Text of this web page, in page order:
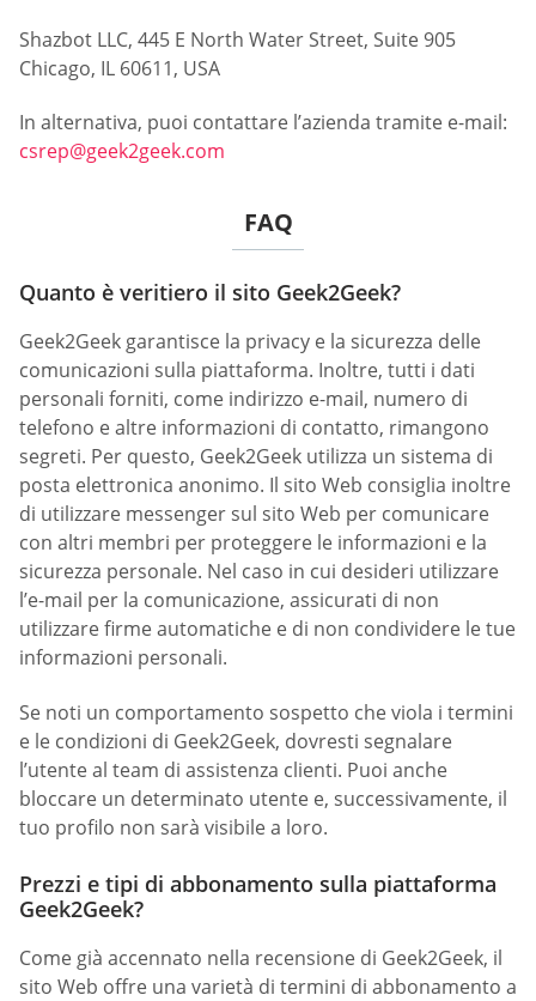
Shazbot LLC, 445 E North Water Street, Suite 905
Chicago, IL 60611, USA
In alternativa, puoi contattare l’azienda tramite e-mail:
csrep@geek2geek.com
FAQ
Quanto è veritiero il sito Geek2Geek?
Geek2Geek garantisce la privacy e la sicurezza delle
comunicazioni sulla piattaforma. Inoltre, tutti i dati
personali forniti, come indirizzo e-mail, numero di
telefono e altre informazioni di contatto, rimangono
segreti. Per questo, Geek2Geek utilizza un sistema di
posta elettronica anonimo. Il sito Web consiglia inoltre
di utilizzare messenger sul sito Web per comunicare
con altri membri per proteggere le informazioni e la
sicurezza personale. Nel caso in cui desideri utilizzare
l’e-mail per la comunicazione, assicurati di non
utilizzare firme automatiche e di non condividere le tue
informazioni personali.
Se noti un comportamento sospetto che viola i termini
e le condizioni di Geek2Geek, dovresti segnalare
l’utente al team di assistenza clienti. Puoi anche
bloccare un determinato utente e, successivamente, il
tuo profilo non sarà visibile a loro.
Prezzi e tipi di abbonamento sulla piattaforma
Geek2Geek?
Come già accennato nella recensione di Geek2Geek, il
sito Web offre una varietà di termini di abbonamento a